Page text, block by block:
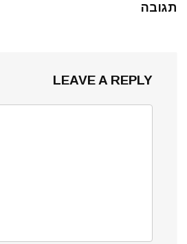
תגובה
LEAVE A REPLY